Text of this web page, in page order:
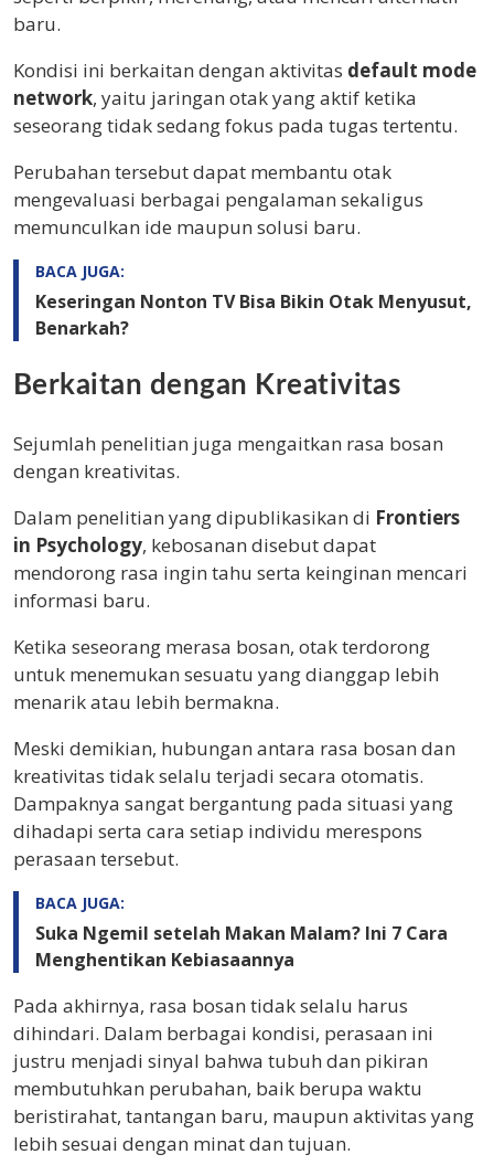
baru.
Kondisi ini berkaitan dengan aktivitas default mode
network, yaitu jaringan otak yang aktif ketika
seseorang tidak sedang fokus pada tugas tertentu.
Perubahan tersebut dapat membantu otak
mengevaluasi berbagai pengalaman sekaligus
memunculkan ide maupun solusi baru.
BACA JUGA:
Keseringan Nonton TV Bisa Bikin Otak Menyusut,
Benarkah?
Berkaitan dengan Kreativitas
Sejumlah penelitian juga mengaitkan rasa bosan
dengan kreativitas.
Dalam penelitian yang dipublikasikan di Frontiers
in Psychology, kebosanan disebut dapat
mendorong rasa ingin tahu serta keinginan mencari
informasi baru.
Ketika seseorang merasa bosan, otak terdorong
untuk menemukan sesuatu yang dianggap lebih
menarik atau lebih bermakna.
Meski demikian, hubungan antara rasa bosan dan
kreativitas tidak selalu terjadi secara otomatis.
Dampaknya sangat bergantung pada situasi yang
dihadapi serta cara setiap individu merespons
perasaan tersebut.
BACA JUGA:
Suka Ngemil setelah Makan Malam? Ini 7 Cara
Menghentikan Kebiasaannya
Pada akhirnya, rasa bosan tidak selalu harus
dihindari. Dalam berbagai kondisi, perasaan ini
justru menjadi sinyal bahwa tubuh dan pikiran
membutuhkan perubahan, baik berupa waktu
beristirahat, tantangan baru, maupun aktivitas yang
lebih sesuai dengan minat dan tujuan.